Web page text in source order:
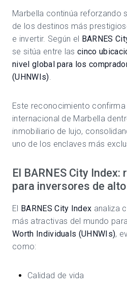
Marbella continúa reforzando
de los destinos más
e invertir. Según el BARNES
se sitúa entre lascinco
nivel global para los
(UHNWIs).
Este reconocimiento
internacional de Marbella
inmobiliario de lujo,
uno de los enclaves más
El BARNES City
para inversores de
El BARNES City Index analiza
más atractivas del mundo
Worth Individuals (UHNWIs),
como:
Calidad de vida